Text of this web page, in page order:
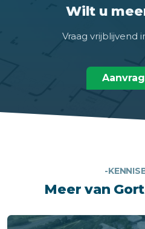
Wilt u
Vraag vrijblijvend
-
Meer van